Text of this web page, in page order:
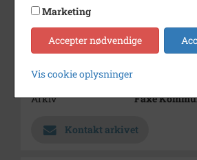
Se på kort
Type
Sogn (1000-
Enhed
Arkiv
Faxe
Kontakt arkivet
Marketing
Accepter nødvendige
Vis cookie oplysninger